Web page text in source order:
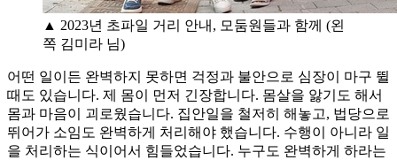
▲ 2023년 초파일 거리 안내, 모둠원들과 함께 (왼
쪽 김미라 님)
어떤 일이든 완벽하지 못하면 걱정과 불안으로 심장이 마구 뛸
때도 있습니다. 제 몸이 먼저 긴장합니다. 몸살을 앓기도 해서
몸과 마음이 괴로웠습니다. 집안일을 철저히 해놓고, 법당으로
뛰어가 소임도 완벽하게 처리해야 했습니다. 수행이 아니라 일
을 처리하는 식이어서 힘들었습니다. 누구도 완벽하게 하라는